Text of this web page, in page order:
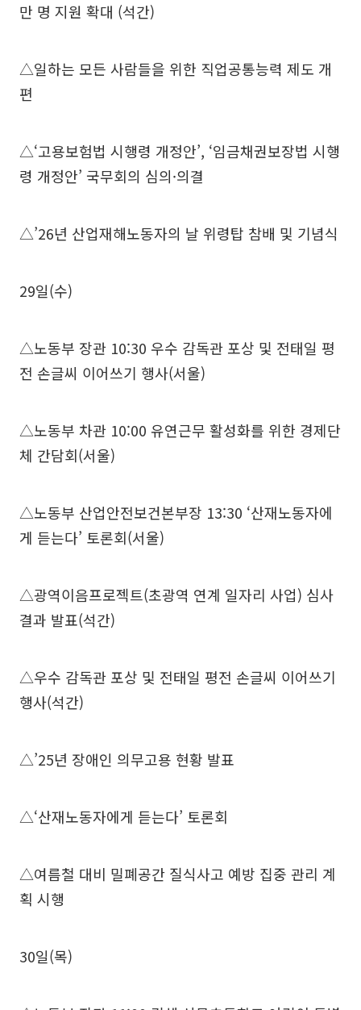
만 명 지원 확대 (석간)
△일하는 모든 사람들을 위한 직업공통능력 제도 개
편
△‘고용보험법 시행령 개정안’, ‘임금채권보장법 시행
령 개정안’ 국무회의 심의·의결
△’26년 산업재해노동자의 날 위령탑 참배 및 기념식
29일(수)
△노동부 장관 10:30 우수 감독관 포상 및 전태일 평
전 손글씨 이어쓰기 행사(서울)
△노동부 차관 10:00 유연근무 활성화를 위한 경제단
체 간담회(서울)
△노동부 산업안전보건본부장 13:30 ‘산재노동자에
게 듣는다’ 토론회(서울)
△광역이음프로젝트(초광역 연계 일자리 사업) 심사
결과 발표(석간)
△우수 감독관 포상 및 전태일 평전 손글씨 이어쓰기
행사(석간)
△’25년 장애인 의무고용 현황 발표
△‘산재노동자에게 듣는다’ 토론회
△여름철 대비 밀폐공간 질식사고 예방 집중 관리 계
획 시행
30일(목)